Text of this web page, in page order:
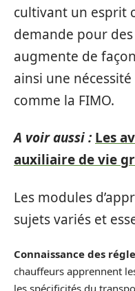
cultivant un esprit
demande pour
augmente de
ainsi une
comme la FIMO.
A voir aussi : Les
auxiliaire de vie
Les modules
sujets variés et
Connaissance des
chauffeurs apprennent
les spécificités du